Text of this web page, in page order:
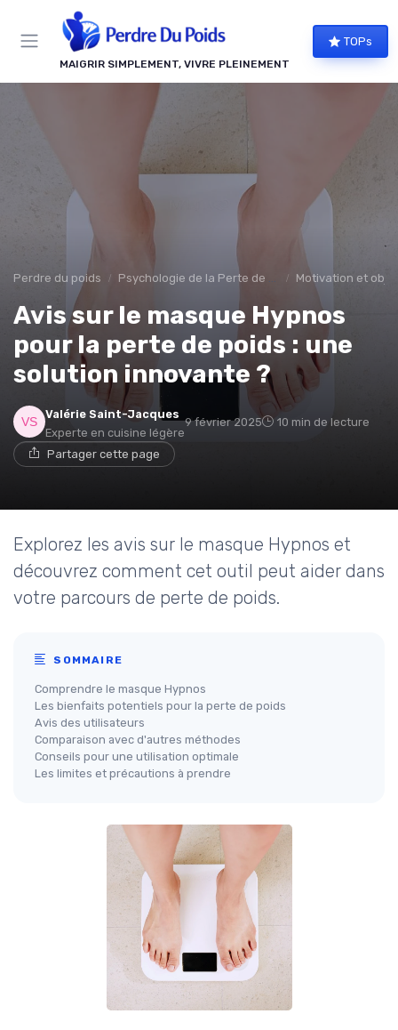
MAIGRIR SIMPLEMENT, VIVRE PLEINEMENT
TOPs
Perdre du poids Psychologie de la Perte de Poids Motivation et
Avis sur le masque Hypnos
pour la perte de poids : une
solution innovante ?
Valérie Saint-Jacques
Experte en cuisine légère
9 février 2025 10 min de lecture
Partager cette page
Explorez les avis sur le masque Hypnos et
découvrez comment cet outil peut aider dans
votre parcours de perte de poids.
SOMMAIRE
Comprendre le masque Hypnos
Les bienfaits potentiels pour la perte de poids
Avis des utilisateurs
Comparaison avec d'autres méthodes
Conseils pour une utilisation optimale
Les limites et précautions à prendre
Panneau de gestion des cookies